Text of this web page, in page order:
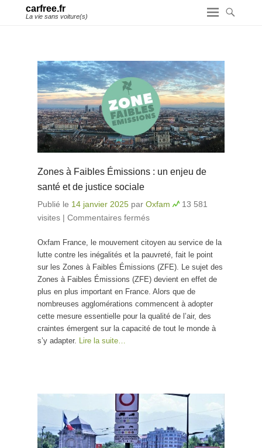
carfree.fr
La vie sans voiture(s)
Zones à Faibles Émissions : un enjeu de
santé et de justice sociale
Publié le 14 janvier 2025 par Oxfam
13 581
visites | Commentaires fermés
de santé et de justice
sociale
Oxfam France, le mouvement citoyen au service de la
lutte contre les inégalités et la pauvreté, fait le point
sur les Zones à Faibles Émissions (ZFE). Le sujet des
Zones à Faibles Émissions (ZFE) devient en effet de
plus en plus important en France. Alors que de
nombreuses agglomérations commencent à adopter
cette mesure essentielle pour la qualité de l’air, des
craintes émergent sur la capacité de tout le monde à
s’y adapter.
Lire la suite…